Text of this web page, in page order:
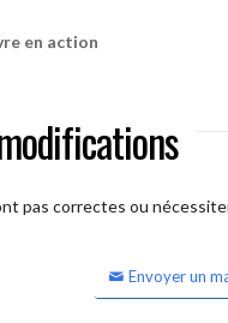
en action
pas correctes ou
Envoyer un